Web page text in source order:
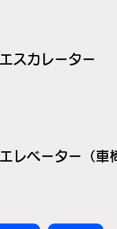
エスカレーター
エレベーター（車